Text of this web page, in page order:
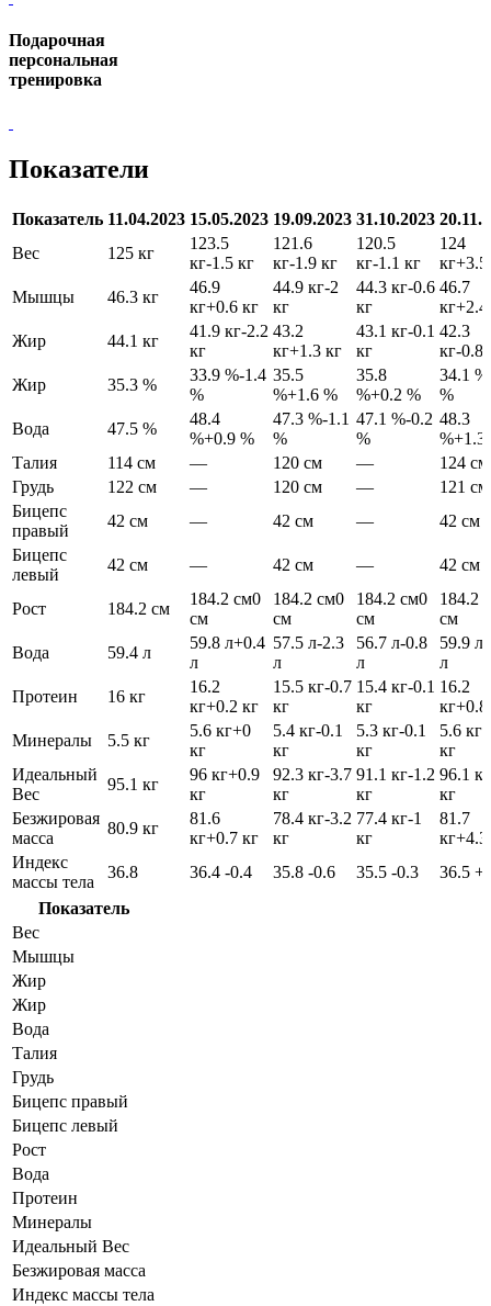
Подарочная
персональная
тренировка
Показатели
Показатель 11.04.2023 15.05.2023 19.09.2023 31.10.2023
Вес
125 кг
123.5
кг-1.5 кг
121.6
кг-1.9 кг
120.5
кг-1.1 кг
124
кг+3.5
Мышцы
46.3 кг
46.9
кг+0.6 кг
44.9 кг-2
кг
44.3 кг-0.6
кг
46.7
кг+2.4
Жир
44.1 кг
41.9 кг-2.2
кг
43.2
кг+1.3 кг
43.1 кг-0.1
кг
42.3
кг-0.8
Жир
35.3 %
33.9 %-1.4
%
35.5
%+1.6 %
35.8
%+0.2 %
34.1 %
%
Вода
47.5 %
48.4
%+0.9 %
47.3 %-1.1
%
47.1 %-0.2
%
48.3
%+1.3
Талия
114 см — 120 см —
124 см
Грудь
122 см — 120 см —
121 см
Бицепс
правый
42 см — 42 см —
42 см
Бицепс
левый
42 см — 42 см — 42 см
Рост 184.2 см
184.2 см0
см
184.2 см0
см
184.2 см0
см
184.2
см
Вода
59.4 л
59.8 л+0.4
л
57.5 л-2.3
л
56.7 л-0.8
л
59.9 л
л
Протеин
16 кг
16.2
кг+0.2 кг
15.5 кг-0.7
кг
15.4 кг-0.1
кг
16.2
кг+0.8
Минералы
5.5 кг
5.6 кг+0
кг
5.4 кг-0.1
кг
5.3 кг-0.1
кг
5.6 кг
кг
Идеальный
Вес
95.1 кг
96 кг+0.9
кг
92.3 кг-3.7
кг
91.1 кг-1.2
кг
96.1 кг
кг
Безжировая
масса
80.9 кг
81.6
кг+0.7 кг
78.4 кг-3.2
кг
77.4 кг-1
кг
81.7
кг+4.3
Индекс
массы тела
36.8 36.4 -0.4 35.8 -0.6 35.5 -0.3 36.5
Показатель
Вес
Мышцы
Жир
Жир
Вода
Талия
Грудь
Бицепс правый
Бицепс левый
Рост
Вода
Протеин
Минералы
Идеальный Вес
Безжировая масса
Индекс массы тела